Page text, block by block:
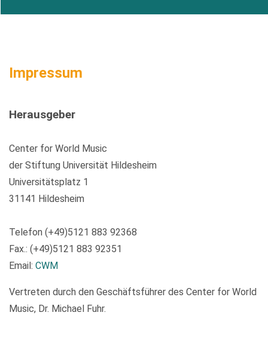
Impressum
Herausgeber
Center for World Music
der Stiftung Universität Hildesheim
Universitätsplatz 1
31141 Hildesheim
Telefon (+49)5121 883 92368
Fax.: (+49)5121 883 92351
Email: CWM
Vertreten durch den Geschäftsführer des Center for World
Music, Dr. Michael Fuhr.